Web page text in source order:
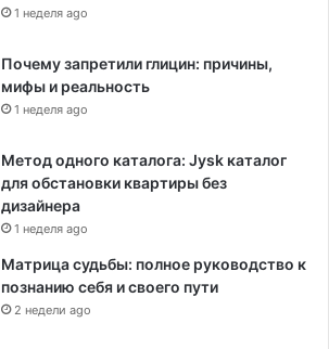
1 неделя ago
Почему запретили глицин: причины,
мифы и реальность
1 неделя ago
Метод одного каталога: Jysk каталог
для обстановки квартиры без
дизайнера
1 неделя ago
Матрица судьбы: полное руководство к
познанию себя и своего пути
2 недели ago